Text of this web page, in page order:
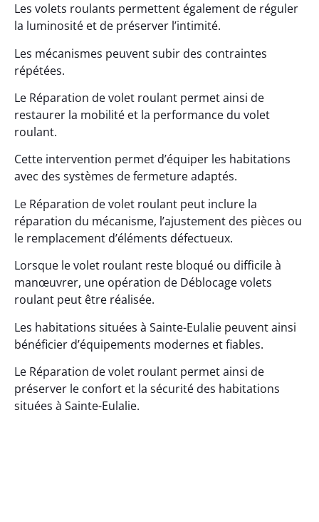
Les volets roulants permettent également de réguler
la luminosité et de préserver l’intimité.
Les mécanismes peuvent subir des contraintes
répétées.
Le Réparation de volet roulant permet ainsi de
restaurer la mobilité et la performance du volet
roulant.
Cette intervention permet d’équiper les habitations
avec des systèmes de fermeture adaptés.
Le Réparation de volet roulant peut inclure la
réparation du mécanisme, l’ajustement des pièces ou
le remplacement d’éléments défectueux.
Lorsque le volet roulant reste bloqué ou difficile à
manœuvrer, une opération de Déblocage volets
roulant peut être réalisée.
Les habitations situées à Sainte-Eulalie peuvent ainsi
bénéficier d’équipements modernes et fiables.
Le Réparation de volet roulant permet ainsi de
préserver le confort et la sécurité des habitations
situées à Sainte-Eulalie.